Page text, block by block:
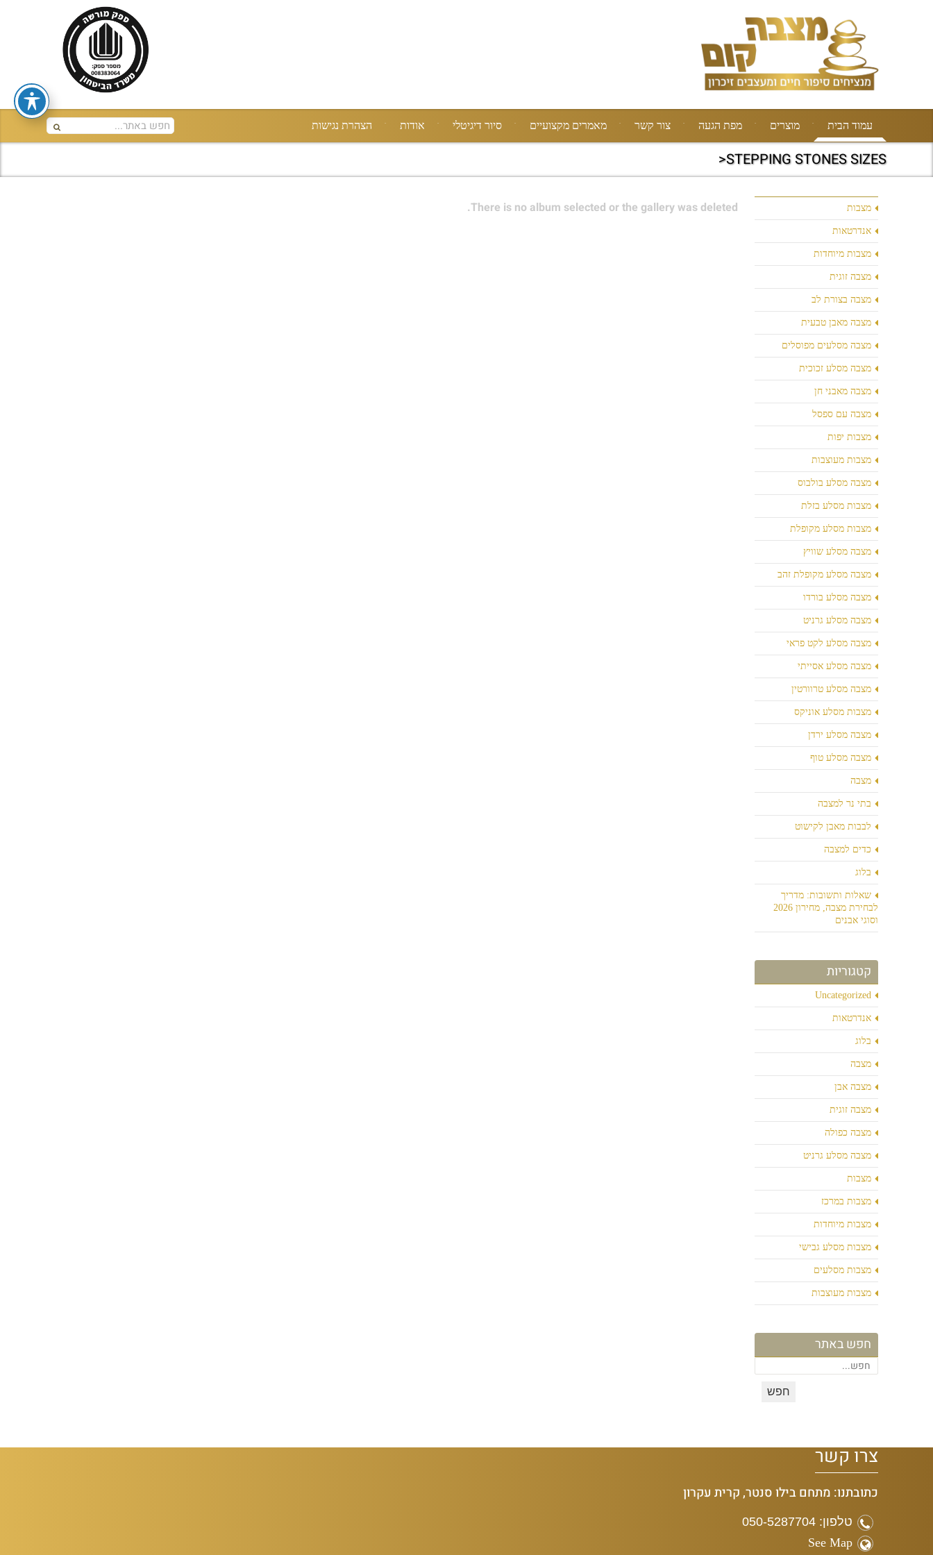
עמוד הבית מוצרים מפת הגעה צור קשר מאמרים מקצועיים סיור דיגיטלי אודות הצהרת נגישות
STEPPING STONES SIZES<
מצבות
אנדרטאות
מצבות מיוחדות
מצבה זוגית
מצבה בצורת לב
מצבה מאבן טבעית
מצבה מסלעים מפוסלים
מצבה מסלע זכוכית
מצבה מאבני חן
מצבה עם ספסל
מצבות יפות
מצבות מעוצבות
מצבה מסלע בולבוס
מצבות מסלע בזלת
מצבות מסלע מקופלת
מצבה מסלע שוויץ
מצבה מסלע מקופלת זהב
מצבה מסלע בורדו
מצבה מסלע גרניט
מצבה מסלע לקט פראי
מצבה מסלע אסייתי
מצבה מסלע טרוורטין
מצבות מסלע אוניקס
מצבה מסלע ירדן
מצבה מסלע טוף
מצבה
בתי נר למצבה
לבבות מאבן לקישוט
כדים למצבה
בלוג
שאלות ותשובות: מדריך
לבחירת מצבה, מחירון 2026
וסוגי אבנים
קטגוריות
Uncategorized
אנדרטאות
בלוג
מצבה
מצבה אבן
מצבה זוגית
מצבה כפולה
מצבה מסלע גרניט
מצבות
מצבות במרכז
מצבות מיוחדות
מצבות מסלע גבישי
מצבות מסלעים
מצבות מעוצבות
חפש באתר
There is no album selected or the gallery was deleted.
צרו קשר
כתובתנו: מתחם בילו סנטר, קרית עקרון
טלפון: 050-5287704
See Map